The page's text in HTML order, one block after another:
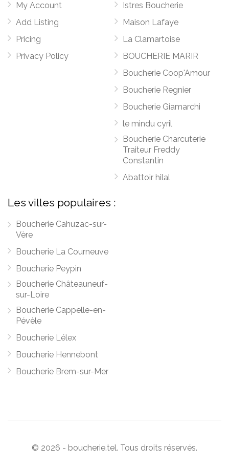
My Account
Add Listing
Pricing
Privacy Policy
Istres Boucherie
Maison Lafaye
La Clamartoise
BOUCHERIE MARIR
Boucherie Coop'Amour
Boucherie Regnier
Boucherie Giamarchi
le mindu cyril
Boucherie Charcuterie
Traiteur Freddy
Constantin
Abattoir hilal
Les villes populaires :
Boucherie Cahuzac-sur-
Vère
Boucherie La Courneuve
Boucherie Peypin
Boucherie Châteauneuf-
sur-Loire
Boucherie Cappelle-en-
Pévèle
Boucherie Lélex
Boucherie Hennebont
Boucherie Brem-sur-Mer
© 2026 - boucherie.tel. Tous droits réservés.